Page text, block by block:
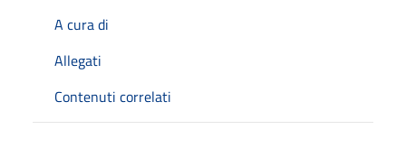
A cura di
Allegati
Contenuti correlati